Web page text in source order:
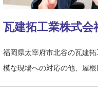
瓦建拓工業株式会
福岡県太宰府市北谷の瓦建
模な現場への対応の他、屋